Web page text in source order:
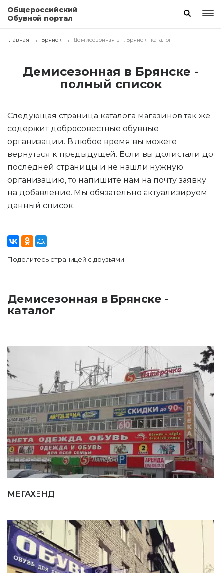
Общероссийский
Обувной портал
Главная Брянск Демисезонная в г. Брянск - каталог
Демисезонная в Брянске -
полный список
Следующая страница каталога магазинов так же
содержит добросовестные обувные
организации. В любое время вы можете
вернуться к предыдущей. Если вы долистали до
последней страницы и не нашли нужную
организацию, то напишите нам на почту заявку
на добавление. Мы обязательно актуализируем
данный список.
Поделитесь страницей с друзьями
Демисезонная в Брянске -
каталог
МЕГАХЕНД